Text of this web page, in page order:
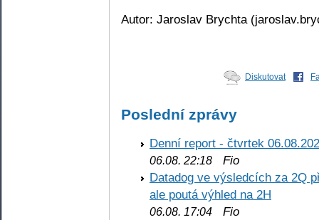
Autor: Jaroslav Brychta
Diskutovat
Poslední zprávy
Denní report - čtvrtek
06.08. 22:18 Fio
Datadog ve výsledcích za 2Q
ale poutá výhled na 2H
06.08. 17:04 Fio